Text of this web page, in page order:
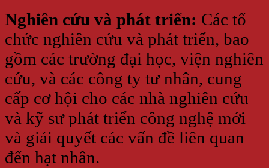
Nghiên cứu và phát triển: Các tổ
chức nghiên cứu và phát triển, bao
gồm các trường đại học, viện nghiên
cứu, và các công ty tư nhân, cung
cấp cơ hội cho các nhà nghiên cứu
và kỹ sư phát triển công nghệ mới
và giải quyết các vấn đề liên quan
đến hạt nhân.